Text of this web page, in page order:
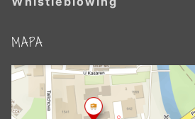
MAPA